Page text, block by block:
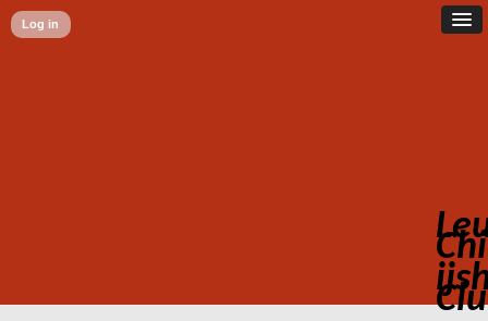
Log in